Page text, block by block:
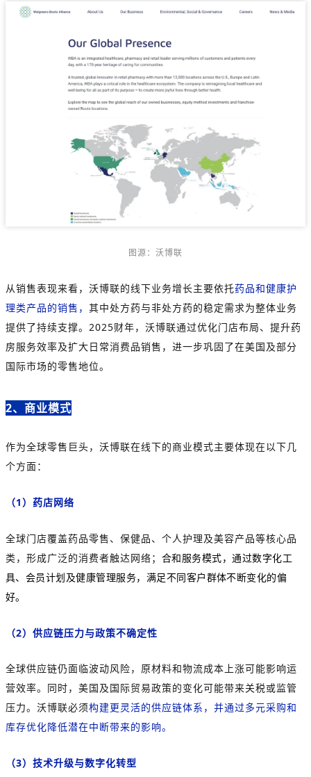
图源：沃博联
从销售表现来看，沃博联的线下业务增长主要依托药品和健康护
理类产品的销售， 其中处方药与非处方药的稳定需求为整体业务
提供了持续支撑。2025财年，沃博联通过优化门店布局、提升药
房服务效率及扩大日常消费品销售，进一步巩固了在美国及部分
国际市场的零售地位。
2、商业模式
作为全球零售巨头，沃博联在线下的商业模式主要体现在以下几
个方面：
（1） 药店网络
全球门店覆盖药品零售、保健品、个人护理及美容产品等核心品
类，形成广泛的消费者触达网络； 合和服务模式，通过数字化工
具、会员计划及健康管理服务，满足不同客户群体不断变化的偏
好。
（2）供应链压力与政策不确定性
全球供应链仍面临波动风险，原材料和物流成本上涨可能影响运
营效率。同时，美国及国际贸易政策的变化可能带来关税或监管
压力。沃博联必须构建更灵活的供应链体系，并通过多元采购和
库存优化降低潜在中断带来的影响。
（3）技术升级与数字化转型